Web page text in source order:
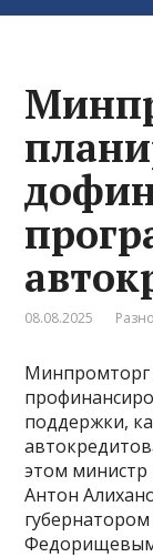
08.08.2025
Минпромторг
поддержки,
этом
Антон